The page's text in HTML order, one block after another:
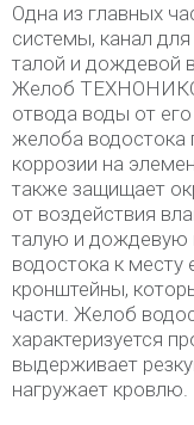
Одна из главных
системы, канал
талой и дождевой
Желоб
отвода воды от
желоба водостока
коррозии на
также защищает
от воздействия
талую и дождевую
водостока к
кронштейны,
части. Желоб
характеризуется
выдерживает
нагружает кровлю.